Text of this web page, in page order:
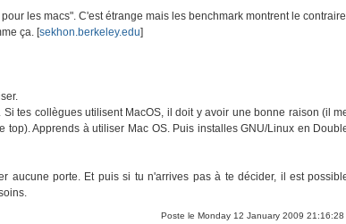
les macs". C'est étrange mais les benchmark montrent le
ça. [sekhon.berkeley.edu]
tes collègues utilisent MacOS, il doit y avoir une bonne raison (il
Apprends à utiliser Mac OS. Puis installes GNU/Linux en
aucune porte. Et puis si tu n'arrives pas à te décider, il est
Poste le Monday 12 January 2009 21:16:28